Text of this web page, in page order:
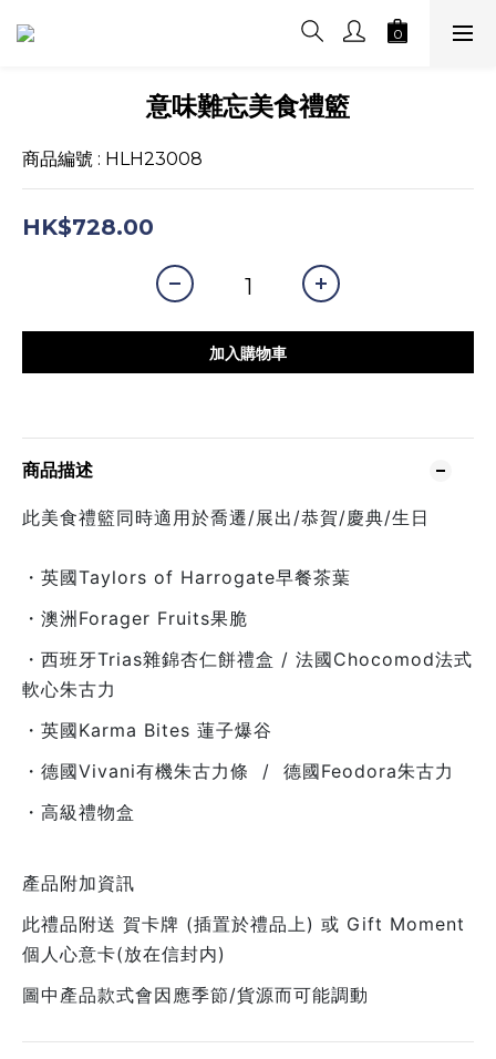
意味難忘美食禮籃
商品編號 : HLH23008
HK$728.00
加入購物車
商品描述
此美食禮籃同時適用於喬遷/展出/恭賀/慶典/生日
・英國Taylors of Harrogate早餐茶葉
・澳洲Forager Fruits果脆
・西班牙Trias雜錦杏仁餅禮盒 / 法國Chocomod法式
軟心朱古力
・英國Karma Bites 蓮子爆谷
・德國Vivani有機朱古力條 / 德國Feodora朱古力
・高級禮物盒
產品附加資訊
此禮品附送 賀卡牌 (插置於禮品上) 或 Gift Moment
個人心意卡(放在信封内)
圖中產品款式會因應季節/貨源而可能調動